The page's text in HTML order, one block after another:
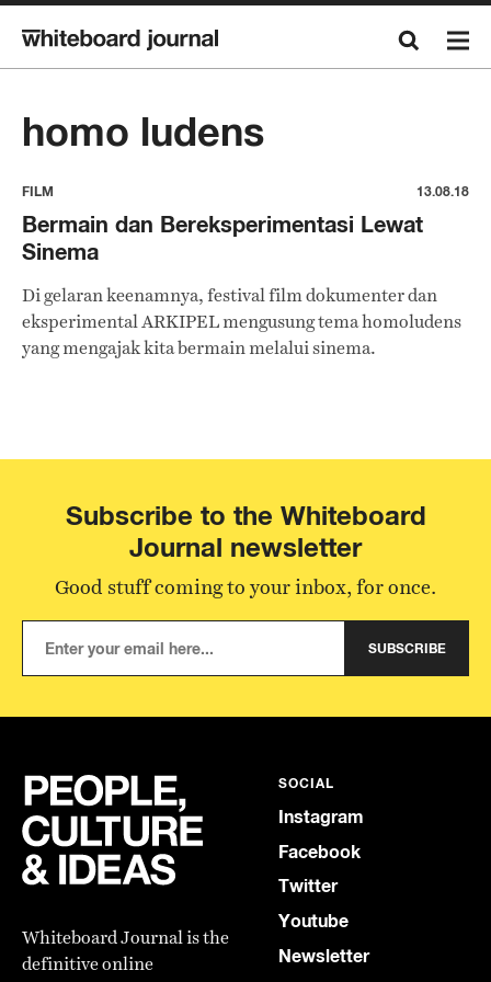
homo ludens
FILM 13.08.18
Bermain dan Bereksperimentasi Lewat
Sinema
Di gelaran keenamnya, festival film dokumenter dan
eksperimental ARKIPEL mengusung tema homoludens
yang mengajak kita bermain melalui sinema.
Subscribe to the Whiteboard
Journal newsletter
Good stuff coming to your inbox, for once.
SUBSCRIBE
Whiteboard Journal is the
definitive online
SOCIAL
Instagram
Facebook
Twitter
Youtube
Newsletter